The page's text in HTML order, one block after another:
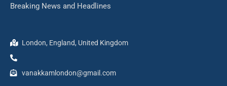
Breaking News and Headlines
London, England, United Kingdom
vanakkamlondon@gmail.com